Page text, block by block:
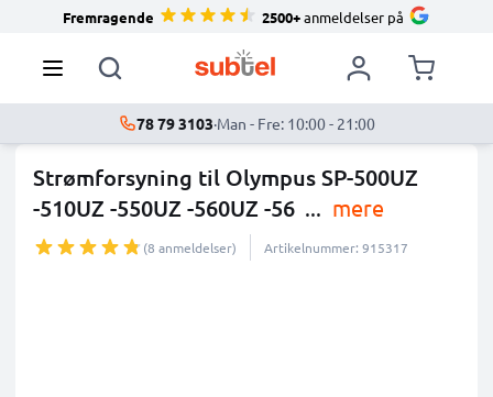
Fremragende 2500+anmeldelser på
78 79 3103·Man - Fre: 10:00 - 21:00
Strømforsyning til Olympus SP-500UZ
-510UZ -550UZ -560UZ -56 ... mere
(8 anmeldelser) Artikelnummer: 915317